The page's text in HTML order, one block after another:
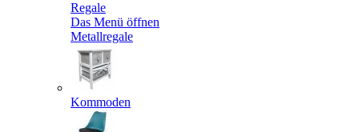
Regale
Das Menü öffnen
Metallregale
Kommoden